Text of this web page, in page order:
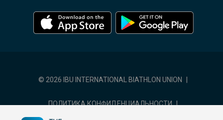
© 2026 IBU INTERNATIONAL BIATHLON UNION
ПОЛИТИКА КОНФИДЕНЦИАЛЬНОСТИ |